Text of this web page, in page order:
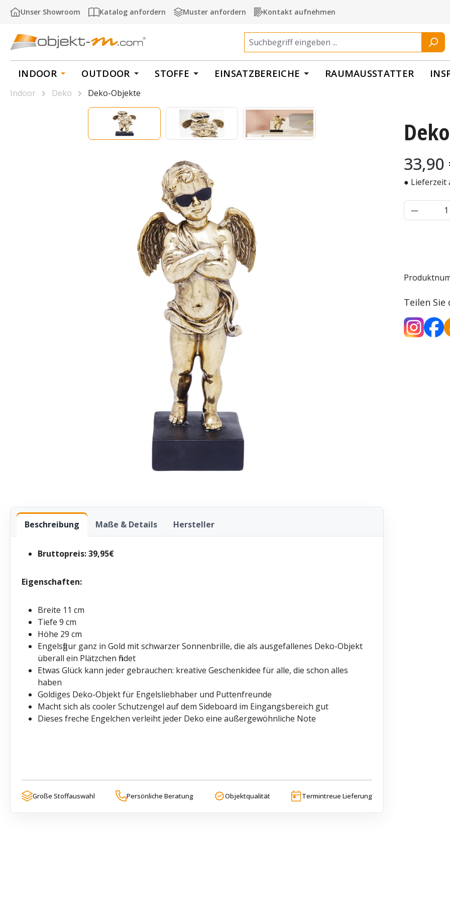
Hauptinhalt springen
Zur Suche springen
Zur Hauptnavigation springen
Unser Showroom Katalog anfordern Muster anfordern Kontakt aufnehmen
INDOOR OUTDOOR STOFFE EINSATZBEREICHE RAUMAUSSTATTER
Regulärer
33,90
● Lieferzeit
Teilen Sie
Indoor Deko
Deko-Objekte
Bildergalerie überspringen
Beschreibung Maße & Details Hersteller
Bruttopreis: 39,95€
Eigenschaften:
Breite 11 cm
Tiefe 9 cm
Höhe 29 cm
Engelsfigur ganz in Gold mit schwarzer Sonnenbrille, die als ausgefallenes Deko-Objekt
überall ein Plätzchen findet
Etwas Glück kann jeder gebrauchen: kreative Geschenkidee für alle, die schon alles
haben
Goldiges Deko-Objekt für Engelsliebhaber und Puttenfreunde
Macht sich als cooler Schutzengel auf dem Sideboard im Eingangsbereich gut
Dieses freche Engelchen verleiht jeder Deko eine außergewöhnliche Note
Große Stoffauswahl Persönliche Beratung Objektqualität Termintreue Lieferung